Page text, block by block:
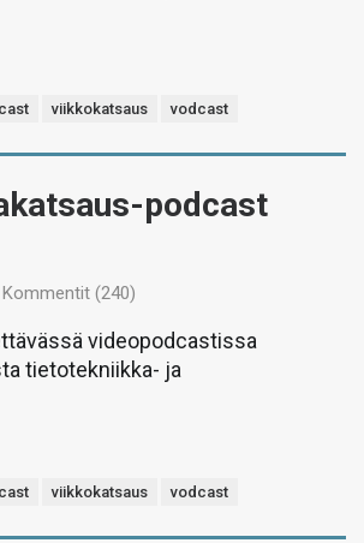
viikkokatsaus vodcast
podcast
Kommentit (240)
videopodcastissa
tietotekniikka- ja
viikkokatsaus vodcast